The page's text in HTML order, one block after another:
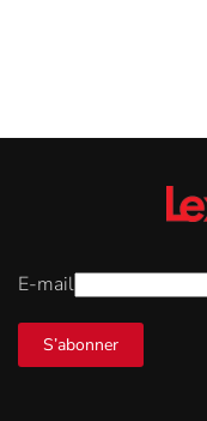
E-mail
S’abonner